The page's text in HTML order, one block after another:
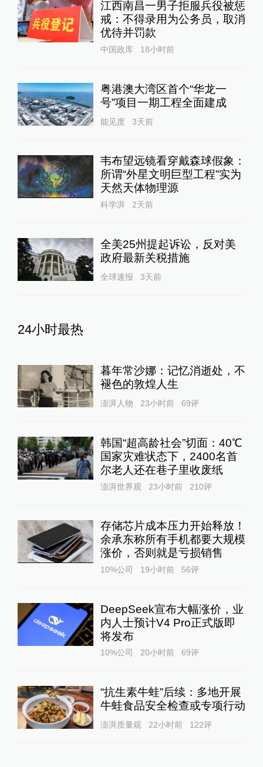
江西南昌一男子拒服兵役被惩
戒：不得录用为公务员，取消
优待并罚款
中国政库 18小时前
粤港澳大湾区首个“华龙一
号”项目一期工程全面建成
能见度 3天前
韦布望远镜看穿戴森球假象：
所谓“外星文明巨型工程”实为
天然天体物理源
科学湃 2天前
全美25州提起诉讼，反对美
政府最新关税措施
全球速报 3天前
24小时最热
暮年常沙娜：记忆消逝处，不
褪色的敦煌人生
澎湃人物 23小时前 69评
韩国“超高龄社会”切面：40℃
国家灾难状态下，2400名首
尔老人还在巷子里收废纸
澎湃世界观 23小时前 210评
存储芯片成本压力开始释放！
余承东称所有手机都要大规模
涨价，否则就是亏损销售
10%公司 19小时前 56评
DeepSeek宣布大幅涨价，业
内人士预计V4 Pro正式版即
将发布
10%公司 20小时前 69评
“抗生素牛蛙”后续：多地开展
牛蛙食品安全检查或专项行动
澎湃质量观 22小时前 122评